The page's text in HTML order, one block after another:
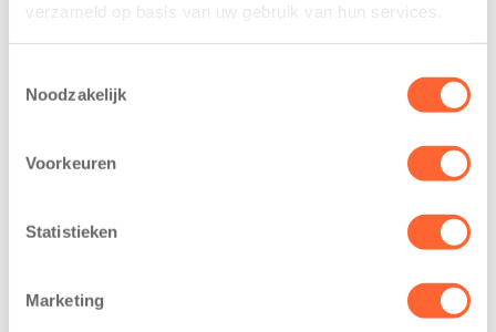
verzameld op basis van uw gebruik van hun services.
Noodzakelijk
Voorkeuren
Statistieken
Marketing
Kids First
tekent
voor nieuw
Leeuwarden
Leeuwarden –
Kinderopvang
Kids First
nieuwe
van de Mini 4
Mijl tijdens de
van Groningen